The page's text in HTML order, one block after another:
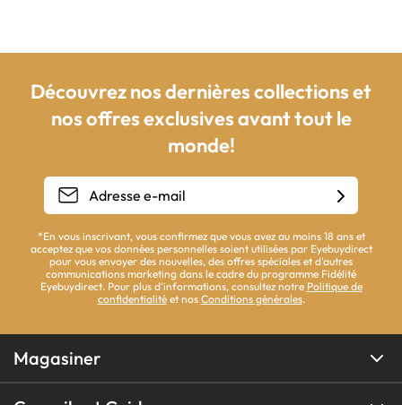
Découvrez nos dernières collections et
nos offres exclusives avant tout le
monde!
*En vous inscrivant, vous confirmez que vous avez au moins 18 ans et
acceptez que vos données personnelles soient utilisées par Eyebuydirect
pour vous envoyer des nouvelles, des offres spéciales et d'autres
communications marketing dans le cadre du programme Fidélité
Eyebuydirect. Pour plus d'informations, consultez notre Politique de
confidentialitéet nos Conditions générales.
Magasiner